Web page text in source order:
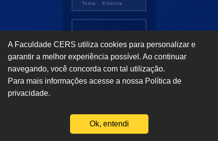
Tema Ementa
de
conclusão
de curso
Conclusão
de Curso
(Monografia
ou Artigo,
Tema Ementa
Fale com um Consultor
A Faculdade CERS utiliza cookies para personalizar e
garantir a melhor experiência possível. Ao continuar
navegando, você concorda com tal utilização.
Para mais informações acesse a nossa Política de
privacidade.
Ok, entendi